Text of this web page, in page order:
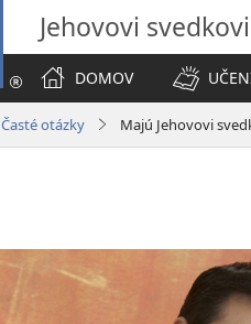
Jehovovi
DOMOV
Časté otázky Majú Jehovovi